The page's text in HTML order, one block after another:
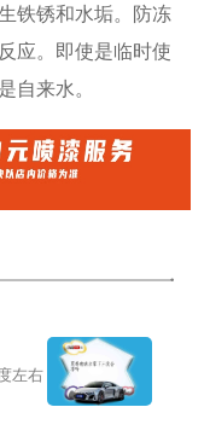
铁锈和水垢。防冻
应。即使是临时使
自来水。
左右